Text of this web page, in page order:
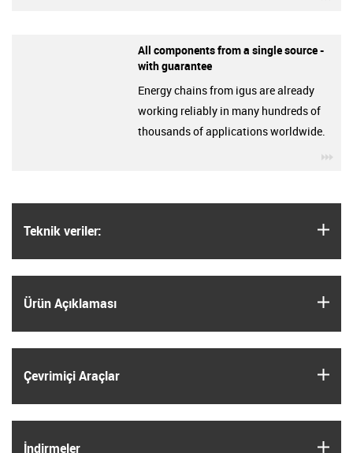
Teknik veriler:
Ürün Açıklaması
Çevrimiçi Araçlar
İndirmeler
All components from a single source -
with guarantee
Energy chains from igus are already
working reliably in many hundreds of
thousands of applications worldwide.